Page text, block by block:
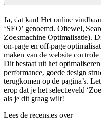
Ja, dat kan! Het online
‘SEO’ genoemd. Oftewel,
Zoekmachine Optimalisatie).
on-page en off-page
maken van de website
Dit bestaat uit het
performance, goede design
terugkomen op de pagina’s.
erop dat je het selectieveld
als je dit graag wilt!
Lees de recensies over